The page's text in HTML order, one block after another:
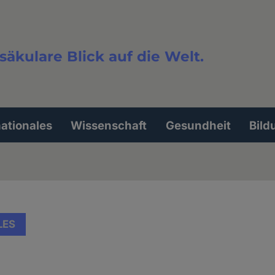
Blick auf die Welt.
Wissenschaft Gesundheit